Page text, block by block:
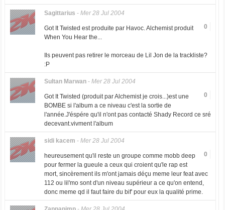
Sagittarius - Mer 28 Jul 2004
0
Got It Twisted est produite par Havoc. Alchemist produit
When You Hear the...
Ils peuvent pas retirer le morceau de Lil Jon de la trackliste?
:P
Sultan Marwan- Mer 28 Jul 2004
0
Got It Twisted (produit par Alchemist je crois...)est une
BOMBE si l'album a ce niveau c'est la sortie de
l'année.J'éspére qu'il n'ont pas contacté Shady Record ce sré
decevant.vivment l'album
sidi kacem - Mer 28 Jul 2004
0
heureusement qu'il reste un groupe comme mobb deep
pour fermer la gueule a ceux qui croient qu'le rap est
mort, sincèrement ils m'ont jamais déçu meme leur feat avec
112 ou lil'mo sont d'un niveau supérieur a ce qu'on entend,
donc meme qd il faut faire du bif' pour eux la qualité prime.